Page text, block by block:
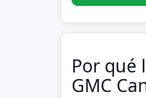
Por qué
GMC